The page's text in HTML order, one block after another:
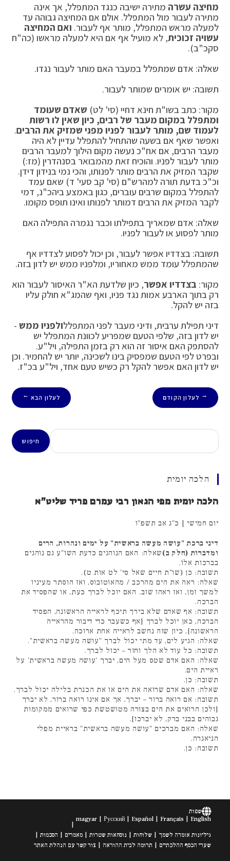
מחיצה עשרה מתירה ישיבה כנגד המתפלל, אך אינה
מתירה לעבור מול המתפלל. אולם אם המחיצה גבוהה עד
למעלה מראש המתפלל, מותר אף לעבור. ואם המחיצה
עשויה זכוכית, לא מועיל אף אם היא למעלה מראשו (כה"ח
סקכ"ב).
שאלה: אדם שמתפלל במעבר האם מותר לעבור נגדו.
תשובה: יש אומרים שמותר לעבור.
מקור: כתב בשו"ת חינא דחיי (סי' לט) שאדם שעומד
ומתפלל במקום מעבר של רבים, כיון שאין לו רשות
לעמוד שם, מותר לעבור לפניו מפני שמזיק את הרבים.
ואפשר שאף אם בשעה שהתחיל להתפלל עדיין לא היה
מעבר הרבים, אם אח"כ נעשה מקום הילוך למעבר הרבים
מותר לעבור לפניו. והוכיח זאת מהמבואר בסנהדרין (מז:)
שקבר המזיק את הרבים מותר לפנותו, והכי נמי בנידון דידן.
וכ"כ בדעת תורה למהרש"ם (סי' קב סעי' ד) שאם עמד
להתפלל במקום שרבים עוברים, כגון באמצע ביהכ"נ, דמי
לקבר המזיק את הרבים דמותר לפנותו ואינו תופס מקומו.
שאלה: אדם שמאריך בתפילתו וכבר נגמרה התפילה האם
מותר לפסוע או לעבור לפניו.
תשובה: בצדדיו אפשר לעבור, וכן יכול לפסוע לצדדיו אף
שהמתפלל עומד ממש מאחוריו, ומלפניו ממש יש לדון בזה.
מקור: בצדדיו אפשר, כיון שלדעת הא"ר האיסור לעבור הוא
רק בתוך הארבע אמות נגד פניו, ואף שהמג"א חולק עליו
בזה יש להקל.
דיני תפילת ערבית, ודיני מעבר לפני המתפללולפניו ממש -
יש לדון בזה, שלפי הטעם שמפריע לכוונת המתפלל יש
להסתפק האם איסור זה הוא רק בזמן התפילה, ויל"ע.
ובפרט לפי הטעם שמפסיק בינו לשכינה, יותר יש להחמיר. וכן
יש לדון האם אפשר להקל רק כשיש טעם אחד, ויל"ע בכ"ז.
← לעלון הקודם לעלון הבא →
חיפוש
חיפוש
הלכה יומית
הלכה יומית מפי הגאון רבי עמרם פריד שליט"א
יום חמישי | כ"ג אב תשפ"ו
דיני ברכת "עושה מעשה בראשית" על ימים ונהרות, הרים
ומדברות (חלק ב)שאלה: האם הנוהגים כדעת השו"ע גם נוהגים
בברכות אלו.
תשובה: כן (שו"ת חיים שאל סי' לט אות ט).
שאלה: ראה את הים מהרכב / מהאוטובוס, ואז הוסתר מעיניו
למשך זמן, ואז ראהו שוב. האם יוכל לברך כעת, או שהפסיד את
הברכה.
תשובה: אף שאדם שלא בירך תיכף לראייה הראשונה, הפסיד
הברכה, כאן יוכל לברך [אף כשעבר כדי דיבור מהראייה
הראשונה], כיון שזה נחשב לראייה אחת ארוכה.
שאלה: הגיע לים, עד מתי יכול לברך "עושה מעשה בראשית".
תשובה: כל עוד לא הלך וחזר – יכול לברך.
שאלה: האם אדם שטס מעל הים, יברך 'עושה מעשה בראשית' על
ראיית הים.
תשובה: כן.
שאלה: האם אדם שרואה את הים או את הכנרת בלילה יכול לברך.
תשובה: אם רואה ברור – יברך, אך אם אינו רואה ברור, לא יברך
[ולכן הרואים את הים בצורה מטושטשת כפי שרואים ממקומות
גבוהים בבני ברק, לא יברכו].
שאלה: האם מברכים "עושה מעשה בראשית" בראיית מפלי
הניאגרה.
תשובה: כן.
שפות
English
Français
Español
Русский
magyar
גיליונות אזמרה לשמך שלוחות נוסחאות שטרות מאמרים
הסכמות
שערי הכסף ההלכתיים
תרומה לבית ההוראה צור קשר עם הנהלת האתר